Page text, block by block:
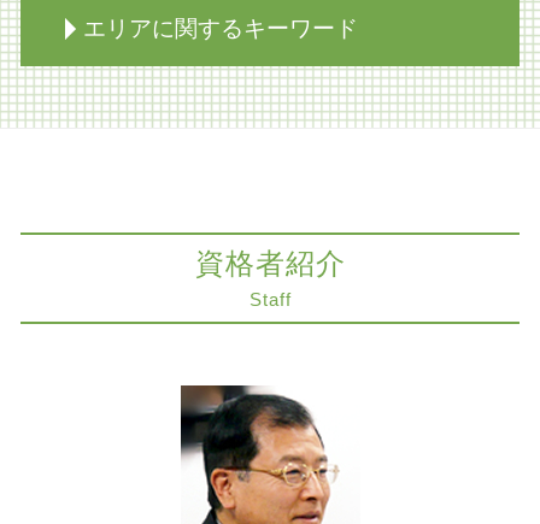
相続放棄 代襲相続
相続放棄とは
相続放棄 年金
家族信託 認知症
遺留分侵害額請求 時効
相続人 連絡 取れない
限定承認 わかりやすく
公正証書遺言 効力
相続放棄必要書類 裁判所
限定承認 賠償
限定承認 不動産
m&a 弁護士
医療過誤 高齢者 損害賠償
医療過誤 期間
医療過誤 保険
不当解雇 労基署
医療過誤 法律事務所
知財紛争 とは
不動産 トラブル
エリアに関するキーワード
コンプライアンス 神戸市 弁護士
事業承継 神戸市 弁護士
交通事故 京都市 弁護士
法律問題 大阪市 弁護士
限定承認 大阪市 弁護士
遺留分侵害額請求 大阪市 弁護士
交通事故 大阪市 弁護士
遺産分割協議 大阪市 弁護士
法律問題 奈良市 弁護士
不動産トラブル 奈良市 弁護士
資格者紹介
Staff